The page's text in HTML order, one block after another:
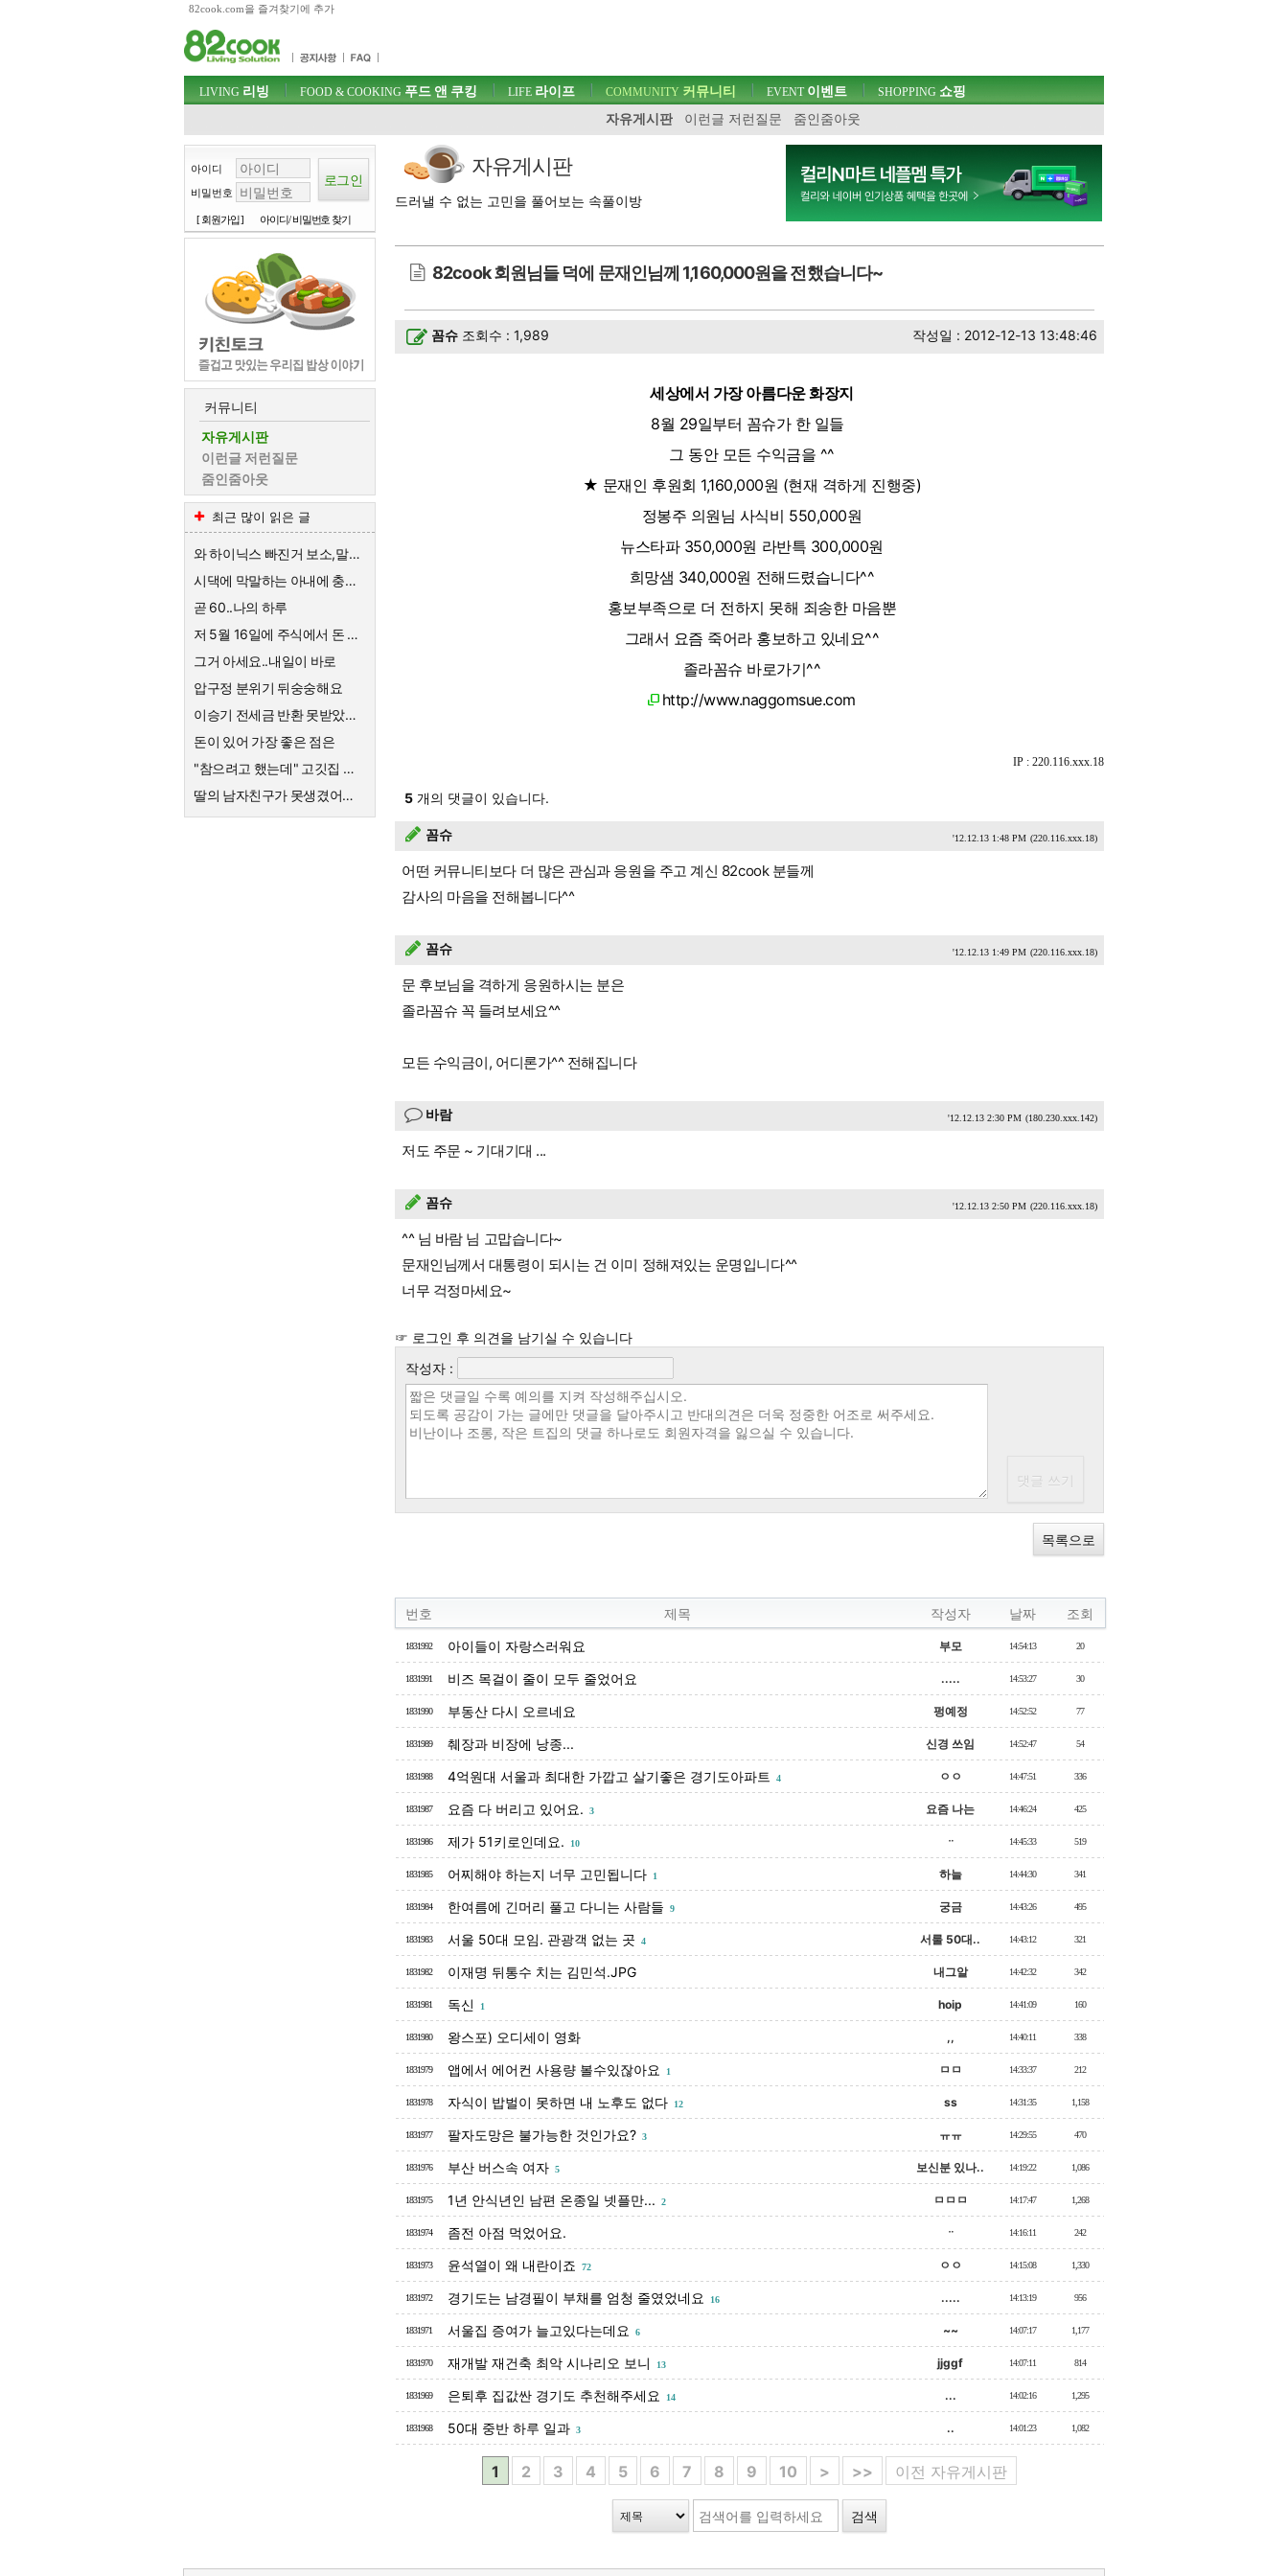
82cook.com을 즐겨찾기에 추가
주메뉴 바로가기
컨텐츠 바로가기
검색 바로가기
로그인 바로가기
주메뉴
LIVING 리빙 FOOD & COOKING 푸드 앤 쿠킹 LIFE 라이프 COMMUNITY 커뮤니티
자유게시판
이런글 저런질문 줌인줌아웃
EVENT이벤트 SHOPPING 쇼핑
아이디
비밀번호
[ 회원가입 ] 아이디/ 비밀번호 찾기
커뮤니티
자유게시판
이런글 저런질문
줌인줌아웃
최근 많이 읽은 글
와 하이닉스 빠진거 보소,말이 안나옴
시댁에 막말하는 아내에 충격받은 스튜디오
곧 60..나의 하루
저 5월 16일에 주식에서 돈 90% 뺐다고 글 올렸어요
그거 아세요..내일이 바로
압구정 분위기 뒤숭숭해요
이승기 전세금 반환 못받았네요
돈이 있어 가장 좋은 점은
"참으려고 했는데" 고깃집 사장님 결국 CCTV 공개한 이유
딸의 남자친구가 못생겼어요 ㅡㆍㅡ
자유게시판
드러낼 수 없는 고민을 풀어보는 속풀이방
82cook 회원님들 덕에 문재인님께 1,160,000원을 전했습니다~
꼼슈 조회수 : 1,989 작성일 : 2012-12-13 13:48:46
세상에서 가장 아름다운 화장지
8월 29일부터 꼼슈가 한 일들
그 동안 모든 수익금을 ^^
★ 문재인 후원회 1,160,000원 (현재 격하게 진행중)
정봉주 의원님 사식비 550,000원
뉴스타파 350,000원 라반특 300,000원
희망샘 340,000원 전해드렸습니다^^
홍보부족으로 더 전하지 못해 죄송한 마음뿐
그래서 요즘 죽어라 홍보하고 있네요^^
졸라꼼슈 바로가기^^
http://www.naggomsue.com
IP : 220.116.xxx.18
5 개의 댓글이 있습니다.
꼼슈 '12.12.13 1:48 PM (220.116.xxx.18)
어떤 커뮤니티보다 더 많은 관심과 응원을 주고 계신 82cook 분들께
감사의 마음을 전해봅니다^^
꼼슈 '12.12.13 1:49 PM (220.116.xxx.18)
문 후보님을 격하게 응원하시는 분은
졸라꼼슈 꼭 들려보세요^^
모든 수익금이, 어디론가^^ 전해집니다
바람 '12.12.13 2:30 PM (180.230.xxx.142)
저도 주문 ~ 기대기대 ...
꼼슈 '12.12.13 2:50 PM (220.116.xxx.18)
^^ 님 바람 님 고맙습니다~
문재인님께서 대통령이 되시는 건 이미 정해져있는 운명입니다^^
너무 걱정마세요~
☞ 로그인 후 의견을 남기실 수 있습니다
작성자 :
목록으로
번호 제목 작성자 날짜 조회
1831992 아이들이 자랑스러워요 부모 14:54:13 20
1831991 비즈 목걸이 줄이 모두 줄었어요 ..... 14:53:27 30
1831990 부동산 다시 오르네요 펑예정 14:52:52 77
1831989 췌장과 비장에 낭종... 신경 쓰임 14:52:47 54
1831988 4억원대 서울과 최대한 가깝고 살기좋은 경기도아파트 4 ㅇㅇ 14:47:51 336
1831987 요즘 다 버리고 있어요. 3 요즘 나는 14:46:24 425
1831986 제가 51키로인데요. 10 ᆢ 14:45:33 519
1831985 어찌해야 하는지 너무 고민됩니다 1 하늘 14:44:30 341
1831984 한여름에 긴머리 풀고 다니는 사람들 9 궁금 14:43:26 495
1831983 서울 50대 모임. 관광객 없는 곳 4 서룰 50대.. 14:43:12 321
1831982 이재명 뒤통수 치는 김민석.JPG 내그알 14:42:32 342
1831981 독신 1 hoip 14:41:09 160
1831980 왕스포) 오디세이 영화 ,, 14:40:11 338
1831979 앱에서 에어컨 사용량 볼수있잖아요 1 ㅁㅁ 14:33:37 212
1831978 자식이 밥벌이 못하면 내 노후도 없다 12 ss 14:31:35 1,158
1831977 팔자도망은 불가능한 것인가요? 3 ㅠㅠ 14:29:55 470
1831976 부산 버스속 여자 5 보신분 있나.. 14:19:22 1,086
1831975 1년 안식년인 남편 온종일 넷플만... 2 ㅁㅁㅁ 14:17:47 1,268
1831974 좀전 아점 먹었어요. ᆢ 14:16:11 242
1831973 윤석열이 왜 내란이죠 72 ㅇㅇ 14:15:08 1,330
1831972 경기도는 남경필이 부채를 엄청 줄였었네요 16 ..... 14:13:19 956
1831971 서울집 증여가 늘고있다는데요 6 ~~ 14:07:17 1,177
1831970 재개발 재건축 최악 시나리오 보니 13 jjggf 14:07:11 814
1831969 은퇴후 집값싼 경기도 추천해주세요 14 ... 14:02:16 1,295
1831968 50대 중반 하루 일과 3 .. 14:01:23 1,082
1 2 3 4 5 6 7 8 9 10 > >> 이전 자유게시판